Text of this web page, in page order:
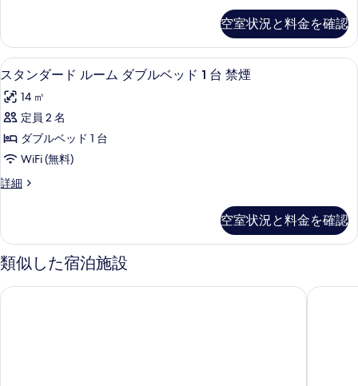
表
示
す
る
真
を
表
示
す
る
ム
ダ
ブ
ル
ベ
ッ
ド
1
ロ
フ
ト
ー
ド
ル
ム
ダ
ル
ベ
ド
ロ
フ
ト
ベ
空室状況と料金を確認
ス
タ
ン
ダ
ー
ル
ム
ダ
ブ
ル
スタンダード ルーム ダブルベッド 1
5
スタンダード ルーム ダブルベッド 1 台 禁煙
14 ㎡
定員 2 名
ダブルベッド 1 台
WiFi (無料)
詳細
ス
ー
ド
ル
ム
空室状況と料金を確認
類似した宿泊施設
HOTEL R9 The Yard 佐野天神 ホテル